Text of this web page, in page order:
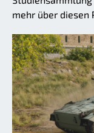
mehr über diesen